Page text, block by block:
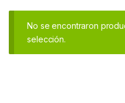
No se encontraron
selección.